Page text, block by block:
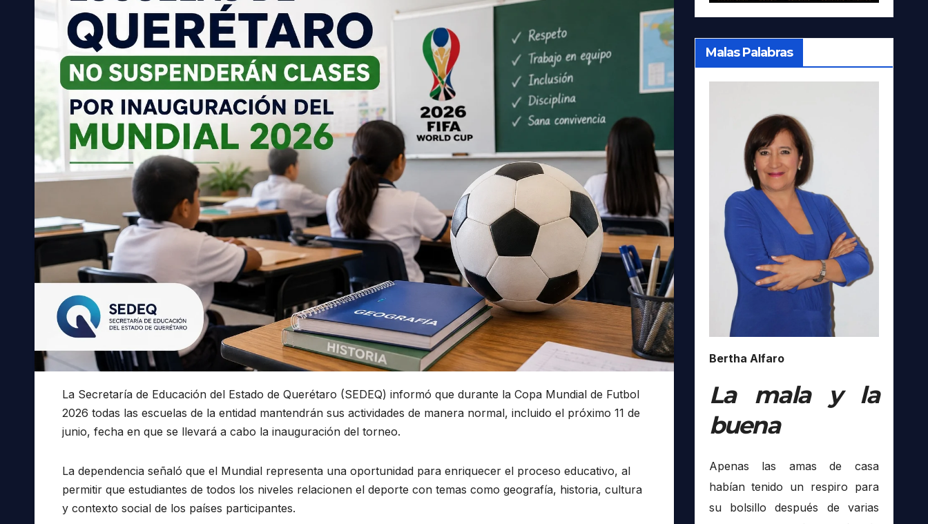
La Secretaría de Educación del Estado de Querétaro (SEDEQ) informó que durante la Copa Mundial de Futbol
2026 todas las escuelas de la entidad mantendrán sus actividades de manera normal, incluido el próximo 11 de
junio, fecha en que se llevará a cabo la inauguración del torneo.
La dependencia señaló que el Mundial representa una oportunidad para enriquecer el proceso educativo, al
permitir que estudiantes de todos los niveles relacionen el deporte con temas como geografía, historia, cultura
y contexto social de los países participantes.
Malas Palabras
Bertha Alfaro
La mala y la
buena
Apenas las amas de casa
habían tenido un respiro para
su bolsillo después de varias